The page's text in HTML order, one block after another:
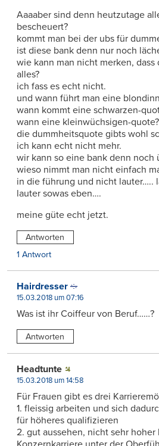
Aaaaber sind denn heutzutage
bescheuert?
kommt man bei der ubs für
ist diese bank denn nur noch
wie kann man nicht merken, dass
alles?
ich fass es echt nicht.
und wann führt man eine
wann kommt eine schwarzen-
wann eine kleinwüchsigen-quote?
die dummheitsquote gibts wohl
ich kann echt nicht mehr.
wir kann so eine bank denn noch
wieso nimmt man nicht einfach
in die führung und nicht lauter…..
lauter sowas eben….
meine güte echt jetzt.
Antworten
1 Antwort
Hairdresser
15.03.2018 um 07:16
Was ist ihr Coiffeur von Beruf……?
Antworten
Headtunte
15.03.2018 um 14:58
Für Frauen gibt es drei
1. fleissig arbeiten und sich
für höheres qualifizieren
2. gut aussehen, nicht sehr hoher